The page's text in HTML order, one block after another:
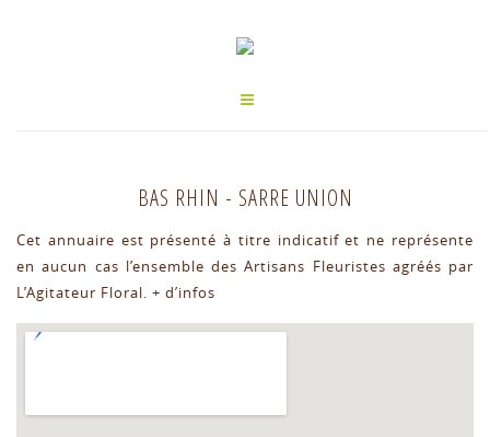
BAS RHIN - SARRE UNION
Cet annuaire est présenté à titre indicatif et ne représente
en aucun cas l’ensemble des Artisans Fleuristes agréés par
L’Agitateur Floral. + d’infos